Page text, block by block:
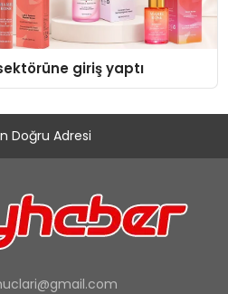
giriş yaptı
Doğru Adresi